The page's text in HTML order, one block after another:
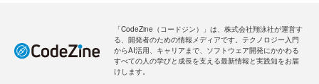
「CodeZine（コードジン）」は、株式会社翔泳社が運営す
る、開発者のための情報メディアです。テクノロジー入門
からAI活用、キャリアまで、ソフトウェア開発にかかわる
すべての人の学びと成長を支える最新情報と実践知をお届
けします。